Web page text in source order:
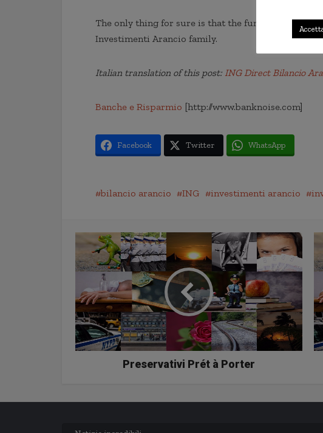
The only thing for sure is that the fund provides
Investimenti Arancio family.
Italian translation of this post: ING Direct Bilancio
Banche e Risparmio [http://www.banknoise.com]
Facebook Twitter WhatsApp
bilancio arancio ING investimenti arancio
Preservativi Prét à Porter